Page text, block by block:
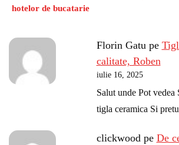
hotelor de bucatarie
Florin Gatupe
calitate, Roben
iulie 16, 2025
Salut unde Pot
tigla ceramica Si
clickwoodpe De